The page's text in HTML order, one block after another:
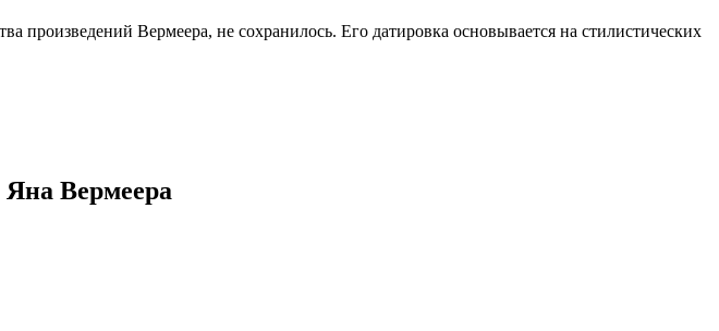
произведений Вермеера, не сохранилось. Его датировка основывается на стилистических
Вермеера